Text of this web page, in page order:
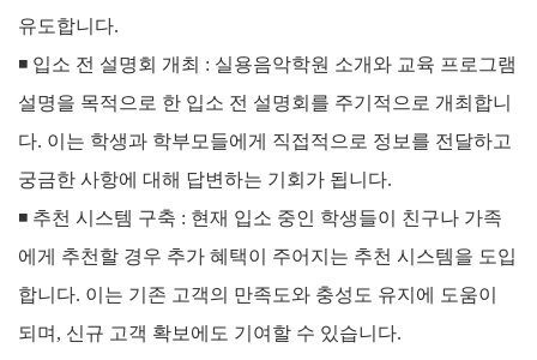
유도합니다.
◾ 입소 전 설명회 개최 : 실용음악학원 소개와 교육 프로그램
설명을 목적으로 한 입소 전 설명회를 주기적으로 개최합니
다. 이는 학생과 학부모들에게 직접적으로 정보를 전달하고
궁금한 사항에 대해 답변하는 기회가 됩니다.
◾ 추천 시스템 구축 : 현재 입소 중인 학생들이 친구나 가족
에게 추천할 경우 추가 혜택이 주어지는 추천 시스템을 도입
합니다. 이는 기존 고객의 만족도와 충성도 유지에 도움이
되며, 신규 고객 확보에도 기여할 수 있습니다.